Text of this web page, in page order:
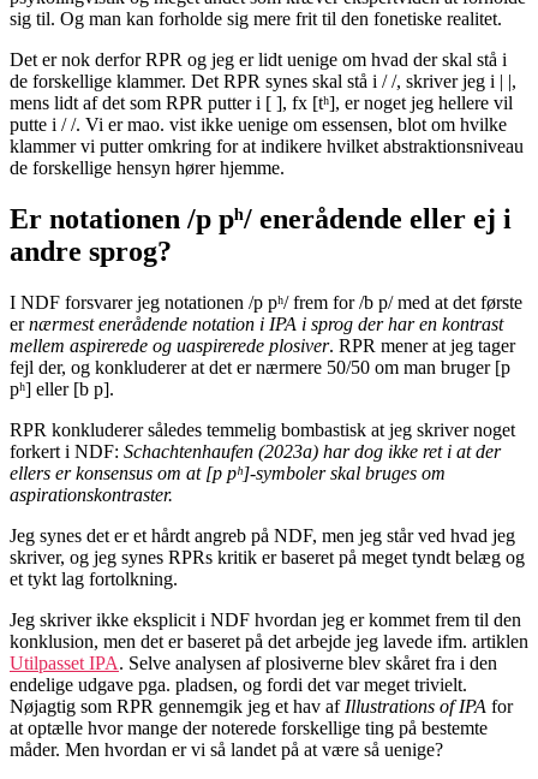
sig til. Og man kan forholde sig mere frit til den fonetiske realitet.
Det er nok derfor RPR og jeg er lidt uenige om hvad der skal stå i
de forskellige klammer. Det RPR synes skal stå i / /, skriver jeg i | |,
mens lidt af det som RPR putter i [ ], fx [tʰ], er noget jeg hellere vil
putte i / /. Vi er mao. vist ikke uenige om essensen, blot om hvilke
klammer vi putter omkring for at indikere hvilket abstraktionsniveau
de forskellige hensyn hører hjemme.
Er notationen /p pʰ/ enerådende eller ej i
andre sprog?
I NDF forsvarer jeg notationen /p pʰ/ frem for /b p/ med at det første
ernærmest enerådende notation i IPA i sprog der har en kontrast
mellem aspirerede og uaspirerede plosiver. RPR mener at jeg tager
fejl der, og konkluderer at det er nærmere 50/50 om man bruger [p
pʰ] eller [b p].
RPR konkluderer således temmelig bombastisk at jeg skriver noget
forkert i NDF: Schachtenhaufen (2023a) har dog ikke ret i at der
ellers er konsensus om at [p pʰ]-symboler skal bruges om
aspirationskontraster.
Jeg synes det er et hårdt angreb på NDF, men jeg står ved hvad jeg
skriver, og jeg synes RPRs kritik er baseret på meget tyndt belæg og
et tykt lag fortolkning.
Jeg skriver ikke eksplicit i NDF hvordan jeg er kommet frem til den
konklusion, men det er baseret på det arbejde jeg lavede ifm. artiklen
Utilpasset IPA. Selve analysen af plosiverne blev skåret fra i den
endelige udgave pga. pladsen, og fordi det var meget trivielt.
Nøjagtig som RPR gennemgik jeg et hav af Illustrations of IPA for
at optælle hvor mange der noterede forskellige ting på bestemte
måder. Men hvordan er vi så landet på at være så uenige?